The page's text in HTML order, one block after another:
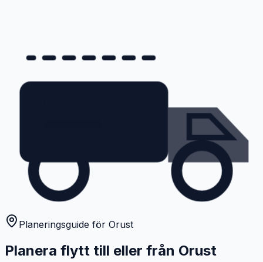
Planeringsguide för Orust
Planera flytt till eller från Orust